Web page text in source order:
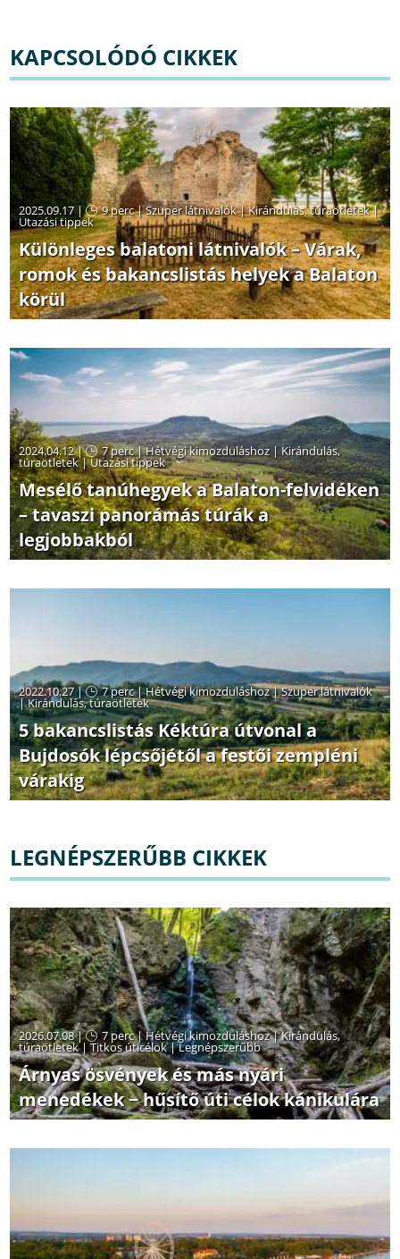
KAPCSOLÓDÓ CIKKEK
2025.09.17 | 9 perc|Szuper látnivalók|Kirándulás, túraötletek|
Utazási tippek
Különleges balatoni látnivalók – Várak,
romok és bakancslistás helyek a Balaton
körül
2024.04.12 | 7 perc|Hétvégi kimozduláshoz|Kirándulás,
túraötletek|Utazási tippek
Mesélő tanúhegyek a Balaton-felvidéken
– tavaszi panorámás túrák a
legjobbakból
2022.10.27 | 7 perc|Hétvégi kimozduláshoz|Szuper látnivalók
|Kirándulás, túraötletek
5 bakancslistás Kéktúra útvonal a
Bujdosók lépcsőjétől a festői zempléni
várakig
LEGNÉPSZERŰBB CIKKEK
2026.07.08 | 7 perc|Hétvégi kimozduláshoz|Kirándulás,
túraötletek|Titkos úticélok|Legnépszerűbb
Árnyas ösvények és más nyári
menedékek − hűsítő úti célok kánikulára